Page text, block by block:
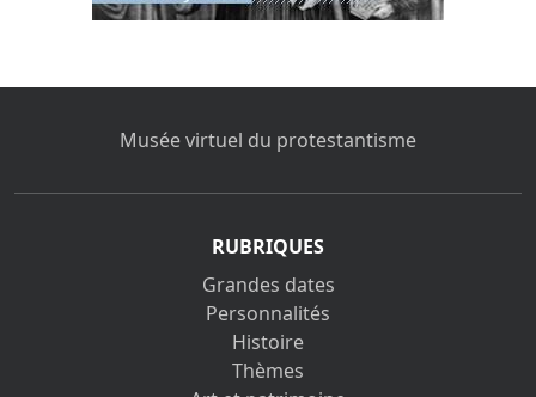
Musée virtuel du protestantisme
RUBRIQUES
Grandes dates
Personnalités
Histoire
Thèmes